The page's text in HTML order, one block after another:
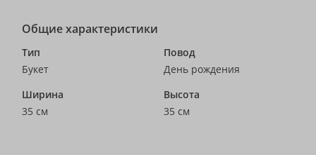
Общие характеристики
Тип
Букет
Повод
День рождения
Ширина
35 см
Высота
35 см